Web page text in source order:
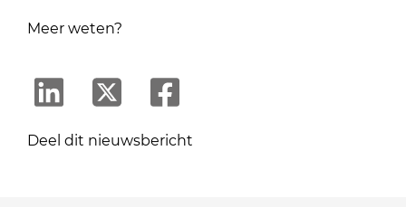
Meer weten?
Deel dit nieuwsbericht